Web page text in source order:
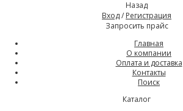
Назад
Вход/ Регистрация
Запросить прайс
Главная
О компании
Оплата и доставка
Контакты
Поиск
Каталог